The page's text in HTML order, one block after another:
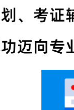
、考证
迈向专